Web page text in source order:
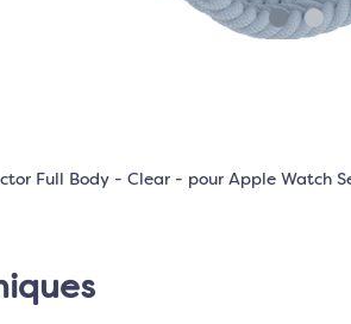
Full Body - Clear - pour Apple Watch